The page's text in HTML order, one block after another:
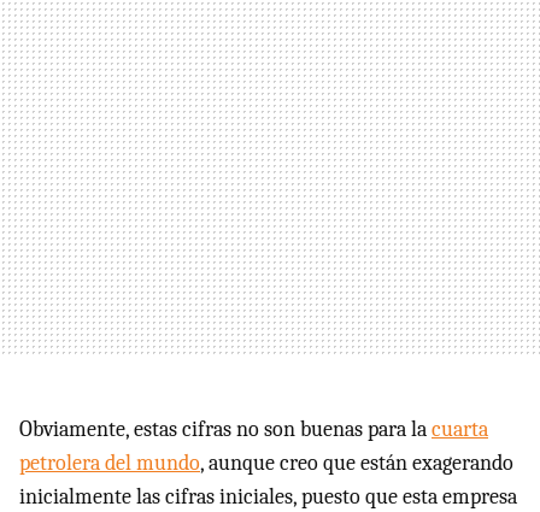
Obviamente, estas cifras no son buenas para lacuarta
petrolera del mundo, aunque creo que están exagerando
inicialmente las cifras iniciales, puesto que esta empresa